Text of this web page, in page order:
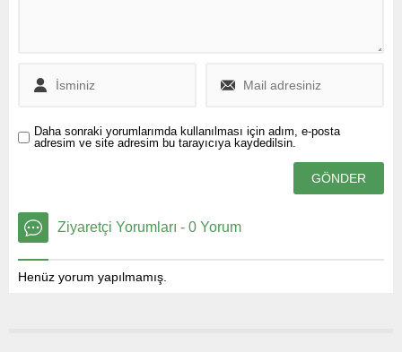
Daha sonraki yorumlarımda kullanılması için adım, e-posta
adresim ve site adresim bu tarayıcıya kaydedilsin.
Ziyaretçi Yorumları - 0 Yorum
Henüz yorum yapılmamış.